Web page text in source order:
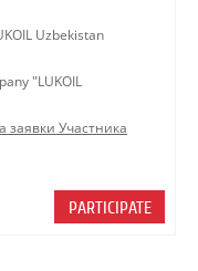
Uzbekistan
"LUKOIL
заявки Участника
PARTICIPATE